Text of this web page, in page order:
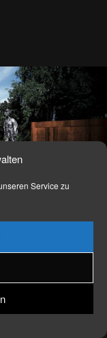
Service zu